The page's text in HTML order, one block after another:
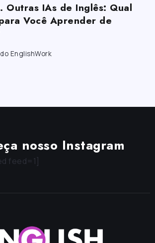
Outras IAs de Inglês: Qual
Você Aprender de
EnglishWork
nosso Instagram
feed=1]